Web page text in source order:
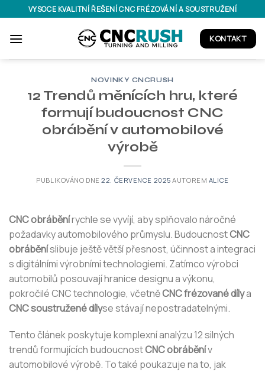
Přeskočit
na
obsah
VYSOCE KVALITNÍ ŘEŠENÍ CNC FRÉZOVÁNÍ A SOUSTRUŽENÍ
KONTAKT
NOVINKY CNCRUSH
12 Trendů měnících hru, které
formují budoucnost CNC
obrábění v automobilové
výrobě
PUBLIKOVÁNO DNE22. ČERVENCE 2025 AUTOREM ALICE
CNC obráběnírychle se vyvíjí, aby splňovalo náročné
požadavky automobilového průmyslu. BudoucnostCNC
obráběníslibuje ještě větší přesnost, účinnost a integraci
s digitálními výrobními technologiemi. Zatímco výrobci
automobilů posouvají hranice designu a výkonu,
pokročilé CNC technologie, včetněCNC frézované dílya
CNC soustružené dílyse stávají nepostradatelnými.
Tento článek poskytuje komplexní analýzu 12 silných
trendů formujících budoucnostCNC obráběnív
automobilové výrobě. To také poukazuje na to, jak